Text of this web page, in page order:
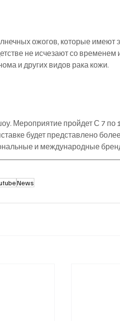
ожогов, которые имеют
не исчезают со временем
и других видов рака кожи.
Мероприятие пройдет С 7 по
будет представлено
и международные
News